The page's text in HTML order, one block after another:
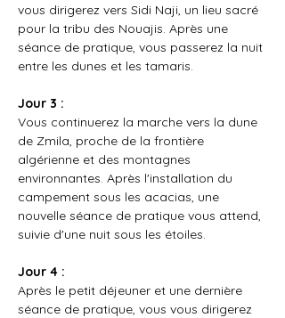
vous dirigerez vers Sidi Naji, un lieu sacré
pour la tribu des Nouajis. Après une
séance de pratique, vous passerez la nuit
entre les dunes et les tamaris.
Jour 3 :
Vous continuerez la marche vers la dune
de Zmila, proche de la frontière
algérienne et des montagnes
environnantes. Après l'installation du
campement sous les acacias, une
nouvelle séance de pratique vous attend,
suivie d'une nuit sous les étoiles.
Jour 4 :
Après le petit déjeuner et une dernière
séance de pratique, vous vous dirigerez